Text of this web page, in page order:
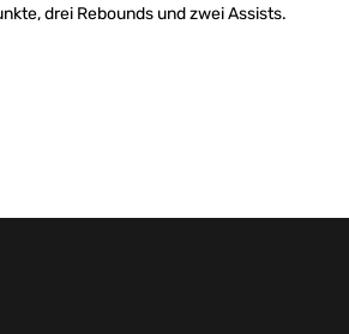
drei Rebounds und zwei Assists.